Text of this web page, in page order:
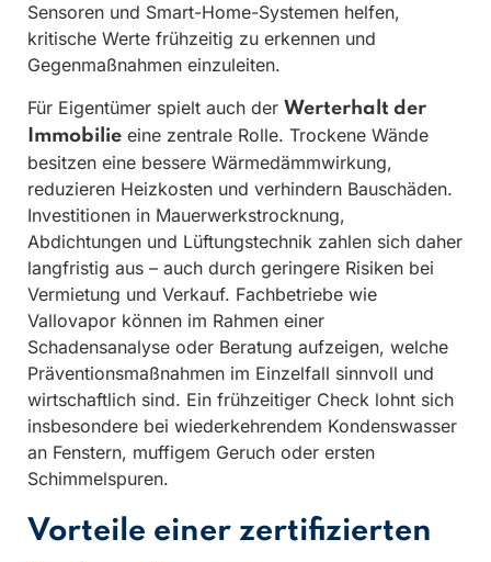
Sensoren und Smart-Home-Systemen helfen,
kritische Werte frühzeitig zu erkennen und
Gegenmaßnahmen einzuleiten.
Für Eigentümer spielt auch der Werterhalt der
Immobilie eine zentrale Rolle. Trockene Wände
besitzen eine bessere Wärmedämmwirkung,
reduzieren Heizkosten und verhindern Bauschäden.
Investitionen in Mauerwerkstrocknung,
Abdichtungen und Lüftungstechnik zahlen sich daher
langfristig aus – auch durch geringere Risiken bei
Vermietung und Verkauf. Fachbetriebe wie
Vallovapor können im Rahmen einer
Schadensanalyse oder Beratung aufzeigen, welche
Präventionsmaßnahmen im Einzelfall sinnvoll und
wirtschaftlich sind. Ein frühzeitiger Check lohnt sich
insbesondere bei wiederkehrendem Kondenswasser
an Fenstern, muffigem Geruch oder ersten
Schimmelspuren.
Vorteile einer zertifizierten